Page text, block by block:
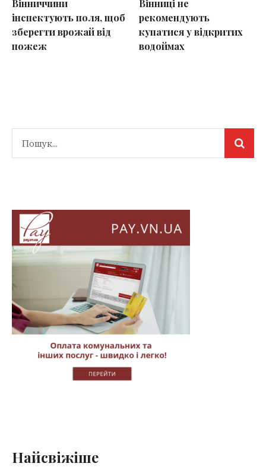
Вінниччини
інспектують поля, щоб
зберегти врожай від
пожеж
Вінниці не
рекомендують
купатися у відкритих
водоймах
Найсвіжіше